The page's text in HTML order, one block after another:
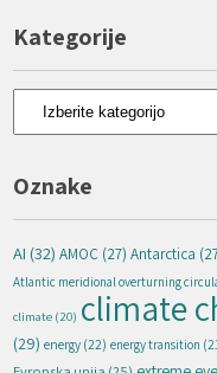
Kategorije
Kategorije
Oznake
AI (32) AMOC (27) Antarctica
Atlantic meridional overturning
climate (20) climate
(29) energy (22) energy transition